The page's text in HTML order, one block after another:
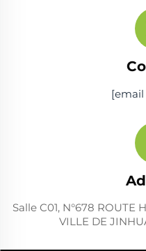
Salle C01, N°678 ROUTE
VILLE DE